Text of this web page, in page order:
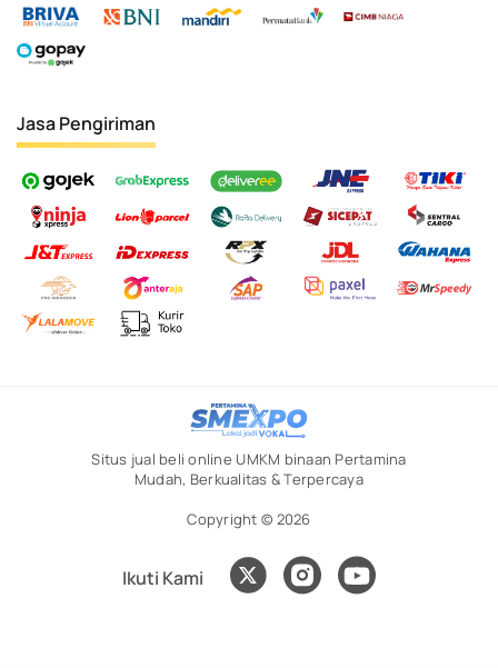
Jasa Pengiriman
Situs jual beli online UMKM binaan Pertamina
Mudah, Berkualitas & Terpercaya
Copyright © 2026
Ikuti Kami